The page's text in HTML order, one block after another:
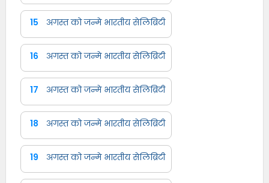
15 अगस्त को जन्मे भारतीय सेलिब्रिटी
16 अगस्त को जन्मे भारतीय सेलिब्रिटी
17 अगस्त को जन्मे भारतीय सेलिब्रिटी
18 अगस्त को जन्मे भारतीय सेलिब्रिटी
19 अगस्त को जन्मे भारतीय सेलिब्रिटी